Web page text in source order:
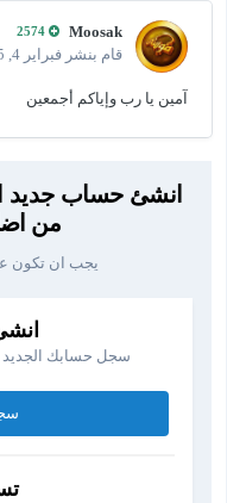
Moosak
قام بنشر فبراير 4, 2025
آمين يا رب وإياكم أجمعين
انشئ حساب جديد
من
يجب ان تكون
سجل حسابك الجديد